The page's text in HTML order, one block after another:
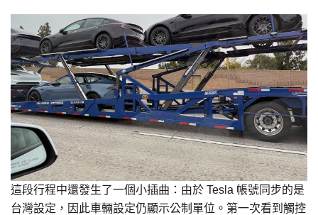
這段行程中還發生了一個小插曲：由於 Tesla 帳號同步的是
台灣設定，因此車輛設定仍顯示公制單位。第一次看到觸控